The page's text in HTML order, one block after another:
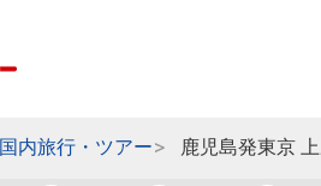
国内旅行・ツアー 鹿児島発東京